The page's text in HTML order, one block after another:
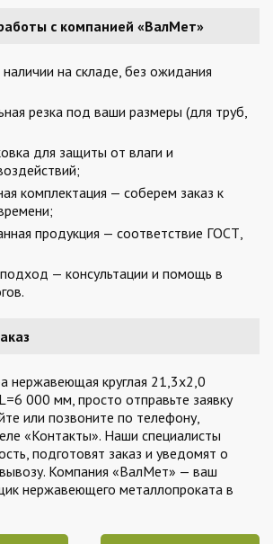
с компанией «ВалМет»
на складе, без ожидания
резка под ваши размеры (для труб,
для защиты от влаги и
комплектация — соберем заказ к
продукция — соответствие ГОСТ,
— консультации и помощь в
нержавеющая круглая 21,3х2,0
000 мм, просто отправьте заявку
или позвоните по телефону,
«Контакты». Наши специалисты
подготовят заказ и уведомят о
Компания «ВалМет» — ваш
нержавеющего металлопроката в